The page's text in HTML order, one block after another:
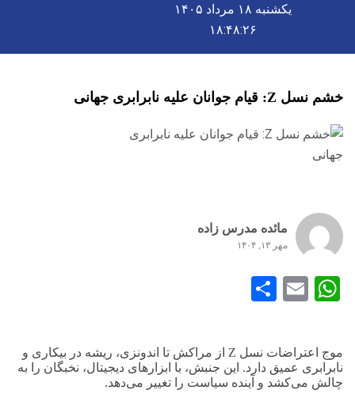
یکشنبه ۱۸ مرداد ۱۴۰۵
۱۸:۴۸:۲۷
خشم نسل Z: قیام جوانان علیه نابرابری جهانی
مائده مدرس زاده
مهر ۱۳, ۱۴۰۴
WhatsApp
Email
موج اعتراضات نسل Z از مراکش تا اندونزی، ریشه در بیکاری و
نابرابری عمیق دارد. این جنبش، با ابزارهای دیجیتال، نخبگان را به
چالش می‌کشد و آینده سیاست را تغییر می‌دهد.